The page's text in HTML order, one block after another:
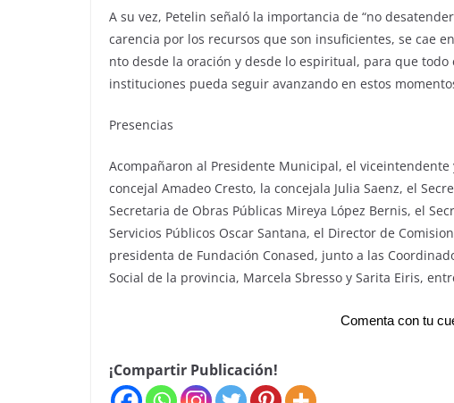
​A su vez, Petelin señaló la importancia de “no
carencia por los recursos que son insuficientes, se cae
nto desde la oración y desde lo espiritual​,​ para que
instituciones pueda seguir avanzando en estos
Presencias
Acompañaron al Presidente Municipal, el
concejal Amadeo Cresto, la concejala Julia Saenz, el
Secretaria de Obras Públicas Mireya López Bernis, el
Servicios Públicos Oscar Santana, el Director de
presidenta de Fundación Conased, junto a las
Social de la provincia, Marcela Sbresso y Sarita Eiris,
Comenta con tu
¡Compartir Publicación!